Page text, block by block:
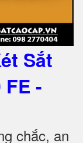
Sắt
-
chắc, an